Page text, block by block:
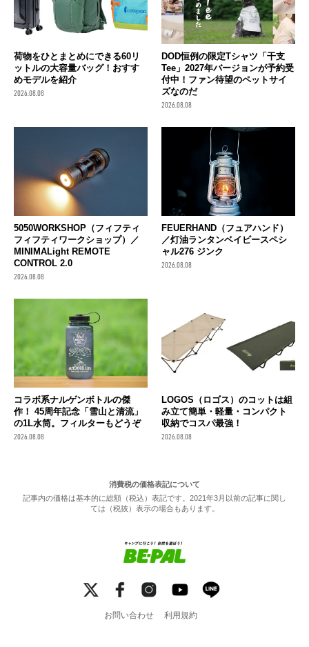
荷物をひとまとめにできる60リ
ットルの大容量バッグ！おすす
めモデルを紹介
2026.08.08
DOD恒例の限定Tシャツ「干支
Tee」2027年バージョンが予約受
付中！ファン待望のペットサイ
ズなのだ
2026.08.08
5050WORKSHOP（フィフティ
フィフティワークショップ）／
MINIMALight REMOTE
CONTROL 2.0
2026.08.08
FEUERHAND（フュアハンド）
／灯油ランタンベイビースペシ
ャル276 ジンク
2026.08.08
コラボ系ナルゲンボトルの傑
作！ 45周年記念「雪山と清流」
の1L水筒。フィルターもどうぞ
2026.08.08
LOGOS（ロゴス）のコットは組
み立て簡単・軽量・コンパクト
収納でコスパ最強！
2026.08.08
消費税の価格表記について
記事内の価格は基本的に総額（税込）表記です。2021年3月以前の記事に関し
ては（税抜）表示の場合もあります。
お問い合わせ 利用規約